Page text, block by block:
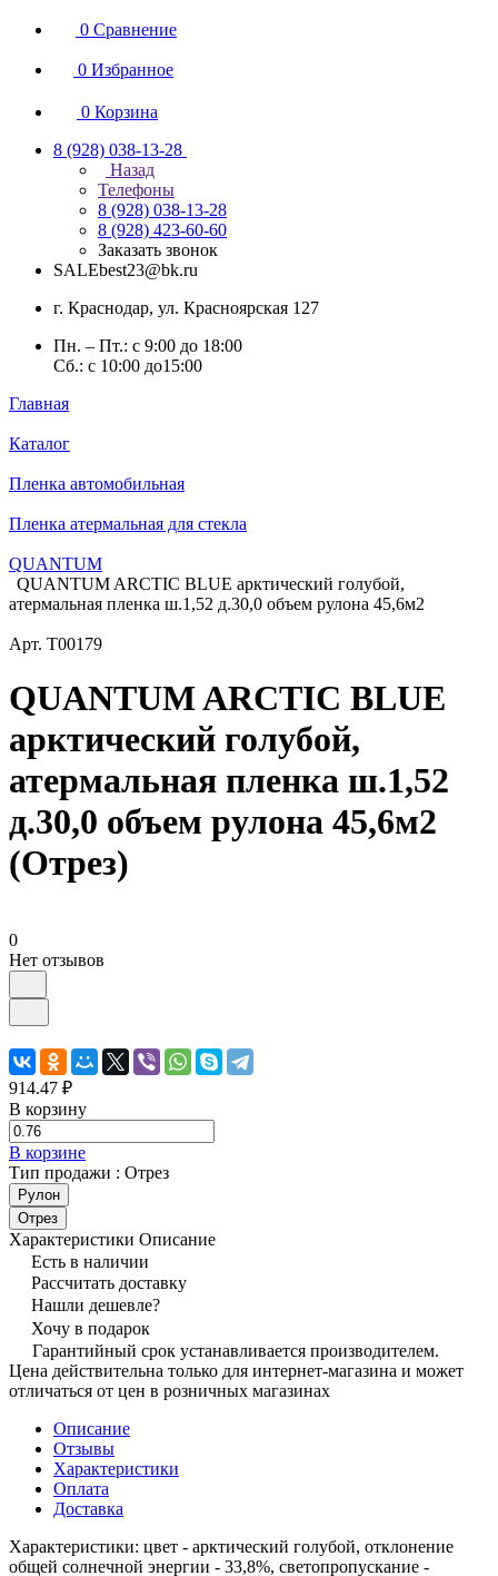
0 Сравнение
0 Избранное
0 Корзина
8 (928) 038-13-28
Назад
Телефоны
8 (928) 038-13-28
8 (928) 423-60-60
Заказать звонок
SALEbest23@bk.ru
г. Краснодар, ул. Красноярская 127
Пн. – Пт.: с 9:00 до 18:00
Сб.: с 10:00 до15:00
Главная
Каталог
Пленка автомобильная
Пленка атермальная для стекла
QUANTUM
QUANTUM ARCTIC BLUE арктический голубой,
атермальная пленка ш.1,52 д.30,0 объем рулона 45,6м2
Арт. Т00179
QUANTUM ARCTIC BLUE
арктический голубой,
атермальная пленка ш.1,52
д.30,0 объем рулона 45,6м2
(Отрез)
0
Нет отзывов
914.47 ₽
В корзину
В корзине
Тип продажи : Отрез
Рулон
Отрез
Характеристики Описание
Есть в наличии
Рассчитать доставку
Нашли дешевле?
Хочу в подарок
Гарантийный срок устанавливается производителем.
Цена действительна только для интернет-магазина и может
отличаться от цен в розничных магазинах
Описание
Отзывы
Характеристики
Оплата
Доставка
Характеристики: цвет - арктический голубой, отклонение
общей солнечной энергии - 33,8%, светопропускание -